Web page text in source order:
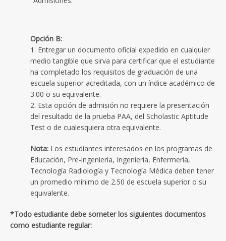
Opción B:
1. Entregar un documento oficial expedido en cualquier
medio tangible que sirva para certificar que el estudiante
ha completado los requisitos de graduación de una
escuela superior acreditada, con un índice académico de
3.00 o su equivalente.
2. Esta opción de admisión no requiere la presentación
del resultado de la prueba PAA, del Scholastic Aptitude
Test o de cualesquiera otra equivalente.
Nota: Los estudiantes interesados en los programas de
Educación, Pre-ingeniería, Ingeniería, Enfermería,
Tecnología Radiología y Tecnología Médica deben tener
un promedio mínimo de 2.50 de escuela superior o su
equivalente.
*Todo estudiante debe someter los siguientes documentos
como estudiante regular: